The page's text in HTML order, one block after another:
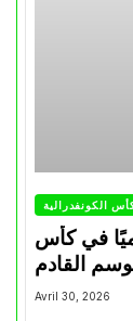
الكونفدرالية
في كأس
Avril 30, 2026